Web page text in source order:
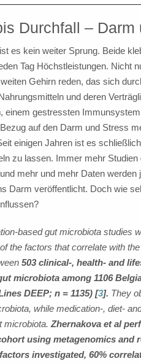
Durchfall – Darm
es kein weiter Sprung. Beide
Tag Höchstleistungen. Nicht
Gehirn reden, das sich
und deren
einem gestressten
auf den Darm und Stress
einigen Jahren ist es
zu lassen. Immer mehr
mehr und mehr Daten werden
Darm veröffentlicht. Doch wie
based gut microbiota studies
the factors that correlate with
503 clinical-, health- and
microbiota among 1106
DEEP; n = 1135) [3]. They
while medication-, diet-
microbiota.Zhernakova et al
using metagenomics and
investigated, 60%